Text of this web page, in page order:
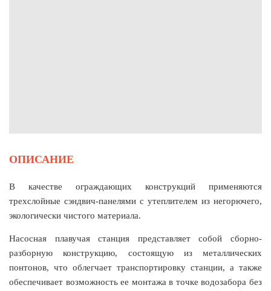
ОПИСАНИЕ
В качестве ограждающих конструкций применяются
трехслойные сэндвич-панелями с утеплителем из негорючего,
экологически чистого материала.
Насосная плавучая станция представляет собой сборно-
разборную конструкцию, состоящую из металлических
понтонов, что облегчает транспортировку станции, а также
обеспечивает возможность ее монтажа в точке водозабора без